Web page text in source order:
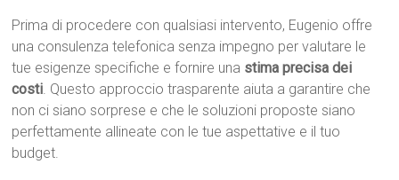
Prima di procedere con qualsiasi intervento, Eugenio offre
una consulenza telefonica senza impegno per valutare le
tue esigenze specifiche e fornire una stima precisa dei
costi. Questo approccio trasparente aiuta a garantire che
non ci siano sorprese e che le soluzioni proposte siano
perfettamente allineate con le tue aspettative e il tuo
budget.